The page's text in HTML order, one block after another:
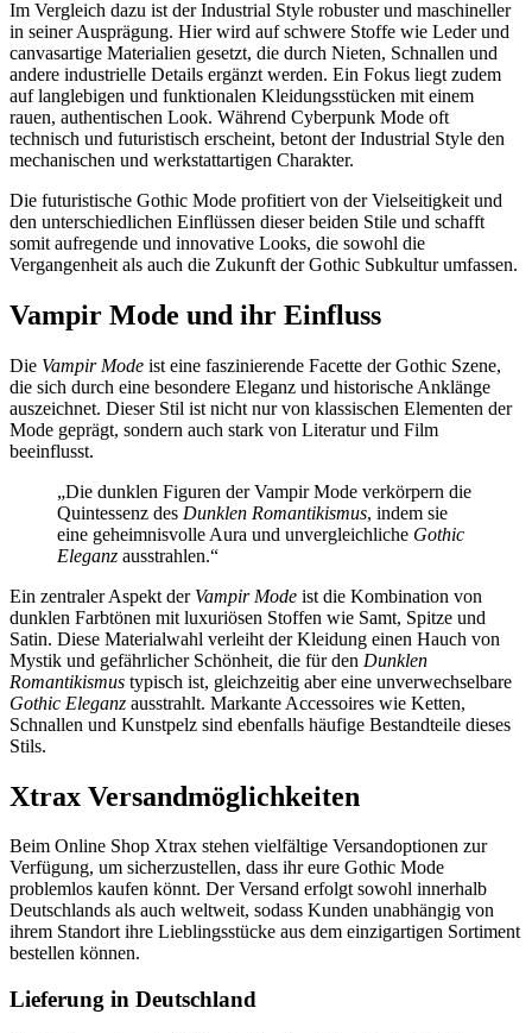
Im Vergleich dazu ist der Industrial Style robuster und maschineller
in seiner Ausprägung. Hier wird auf schwere Stoffe wie Leder und
canvasartige Materialien gesetzt, die durch Nieten, Schnallen und
andere industrielle Details ergänzt werden. Ein Fokus liegt zudem
auf langlebigen und funktionalen Kleidungsstücken mit einem
rauen, authentischen Look. Während Cyberpunk Mode oft
technisch und futuristisch erscheint, betont der Industrial Style den
mechanischen und werkstattartigen Charakter.
Die futuristische Gothic Mode profitiert von der Vielseitigkeit und
den unterschiedlichen Einflüssen dieser beiden Stile und schafft
somit aufregende und innovative Looks, die sowohl die
Vergangenheit als auch die Zukunft der Gothic Subkultur umfassen.
Vampir Mode und ihr Einfluss
Die Vampir Mode ist eine faszinierende Facette der Gothic Szene,
die sich durch eine besondere Eleganz und historische Anklänge
auszeichnet. Dieser Stil ist nicht nur von klassischen Elementen der
Mode geprägt, sondern auch stark von Literatur und Film
beeinflusst.
„Die dunklen Figuren der Vampir Mode verkörpern die
Quintessenz des Dunklen Romantikismus, indem sie
eine geheimnisvolle Aura und unvergleichliche Gothic
Eleganz ausstrahlen.“
Ein zentraler Aspekt der Vampir Mode ist die Kombination von
dunklen Farbtönen mit luxuriösen Stoffen wie Samt, Spitze und
Satin. Diese Materialwahl verleiht der Kleidung einen Hauch von
Mystik und gefährlicher Schönheit, die für den Dunklen
Romantikismus typisch ist, gleichzeitig aber eine unverwechselbare
Gothic Eleganz ausstrahlt. Markante Accessoires wie Ketten,
Schnallen und Kunstpelz sind ebenfalls häufige Bestandteile dieses
Stils.
Xtrax Versandmöglichkeiten
Beim Online Shop Xtrax stehen vielfältige Versandoptionen zur
Verfügung, um sicherzustellen, dass ihr eure Gothic Mode
problemlos kaufen könnt. Der Versand erfolgt sowohl innerhalb
Deutschlands als auch weltweit, sodass Kunden unabhängig von
ihrem Standort ihre Lieblingsstücke aus dem einzigartigen Sortiment
bestellen können.
Lieferung in Deutschland